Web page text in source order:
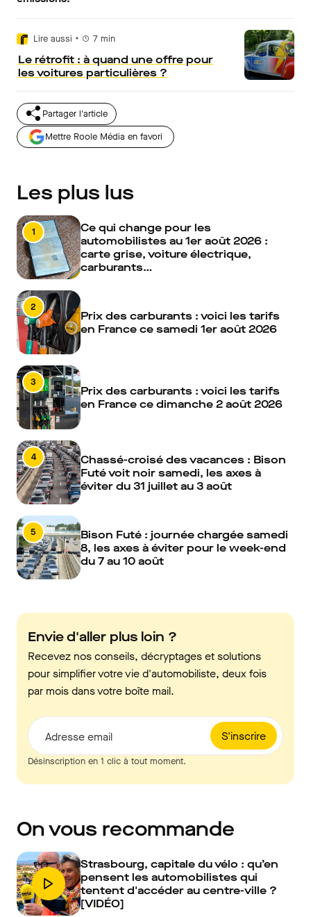
Lire aussi • 7 min
Le rétrofit : à quand une offre pour
les voitures particulières ?
Partager l'article
Mettre Roole Média en favori
Les plus lus
1
Ce qui change pour les
automobilistes au 1er août 2026 :
carte grise, voiture électrique,
carburants…
2
Prix des carburants : voici les tarifs
en France ce samedi 1er août 2026
3
Prix des carburants : voici les tarifs
en France ce dimanche 2 août 2026
4
Chassé-croisé des vacances : Bison
Futé voit noir samedi, les axes à
éviter du 31 juillet au 3 août
5
Bison Futé : journée chargée samedi
8, les axes à éviter pour le week-end
du 7 au 10 août
Envie d'aller plus loin ?
Recevez nos conseils, décryptages et solutions
pour simplifier votre vie d'automobiliste, deux fois
par mois dans votre boîte mail.
S'inscrire
Adresse email
Désinscription en 1 clic à tout moment.
On vous recommande
Strasbourg, capitale du vélo : qu’en
pensent les automobilistes qui
tentent d'accéder au centre-ville ?
[VIDÉO]